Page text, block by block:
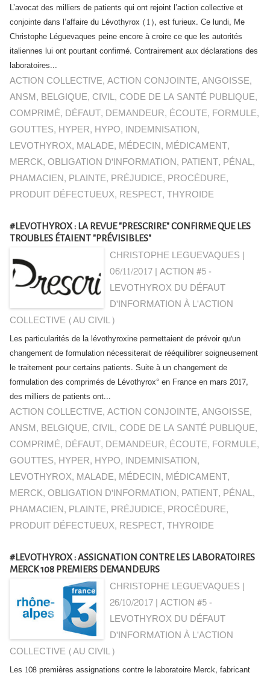
L’avocat des milliers de patients qui ont rejoint l’action collective et
conjointe dans l’affaire du Lévothyrox (1), est furieux. Ce lundi, Me
Christophe Léguevaques peine encore à croire ce que les autorités
italiennes lui ont pourtant confirmé. Contrairement aux déclarations des
laboratoires...
ACTION COLLECTIVE,ACTION CONJOINTE,ANGOISSE,
ANSM, BELGIQUE, CIVIL, CODE DE LA SANTÉ PUBLIQUE,
COMPRIMÉ, DÉFAUT, DEMANDEUR, ÉCOUTE, FORMULE,
GOUTTES, HYPER, HYPO, INDEMNISATION,
LEVOTHYROX, MALADE, MÉDECIN, MÉDICAMENT,
MERCK,OBLIGATION D'INFORMATION, PATIENT, PÉNAL,
PHAMACIEN, PLAINTE, PRÉJUDICE, PROCÉDURE,
PRODUIT DÉFECTUEUX, RESPECT,THYROIDE
#LEVOTHYROX : LA REVUE "PRESCRIRE" CONFIRME QUE LES
TROUBLES ÉTAIENT "PRÉVISIBLES"
CHRISTOPHE LEGUEVAQUES |
06/11/2017|ACTION #5 -
LEVOTHYROX DU DÉFAUT
D'INFORMATION À L'ACTION
COLLECTIVE (AU CIVIL)
Les particularités de la lévothyroxine permettaient de prévoir qu'un
changement de formulation nécessiterait de rééquilibrer soigneusement
le traitement pour certains patients. Suite à un changement de
formulation des comprimés de Lévothyrox° en France en mars 2017,
des milliers de patients ont...
ACTION COLLECTIVE,ACTION CONJOINTE,ANGOISSE,
ANSM, BELGIQUE, CIVIL, CODE DE LA SANTÉ PUBLIQUE,
COMPRIMÉ, DÉFAUT, DEMANDEUR, ÉCOUTE, FORMULE,
GOUTTES, HYPER, HYPO, INDEMNISATION,
LEVOTHYROX, MALADE, MÉDECIN, MÉDICAMENT,
MERCK,OBLIGATION D'INFORMATION, PATIENT, PÉNAL,
PHAMACIEN, PLAINTE, PRÉJUDICE, PROCÉDURE,
PRODUIT DÉFECTUEUX, RESPECT,THYROIDE
#LEVOTHYROX : ASSIGNATION CONTRE LES LABORATOIRES
MERCK 108 PREMIERS DEMANDEURS
CHRISTOPHE LEGUEVAQUES |
26/10/2017|ACTION #5 -
LEVOTHYROX DU DÉFAUT
D'INFORMATION À L'ACTION
COLLECTIVE (AU CIVIL)
Les 108 premières assignations contre le laboratoire Merck, fabricant